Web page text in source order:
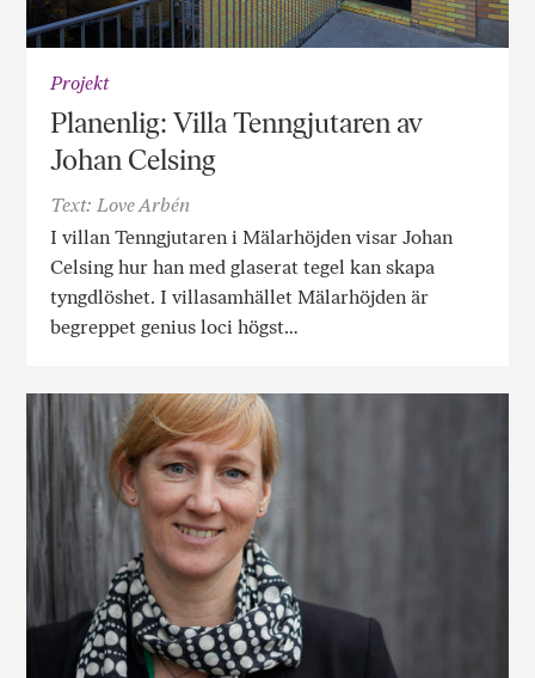
Projekt
Planenlig: Villa Tenngjutaren av
Johan Celsing
Text: Love Arbén
I villan Tenngjutaren i Mälarhöjden visar Johan
Celsing hur han med glaserat tegel kan skapa
tyngdlöshet. I villasamhället Mälarhöjden är
begreppet genius loci högst…